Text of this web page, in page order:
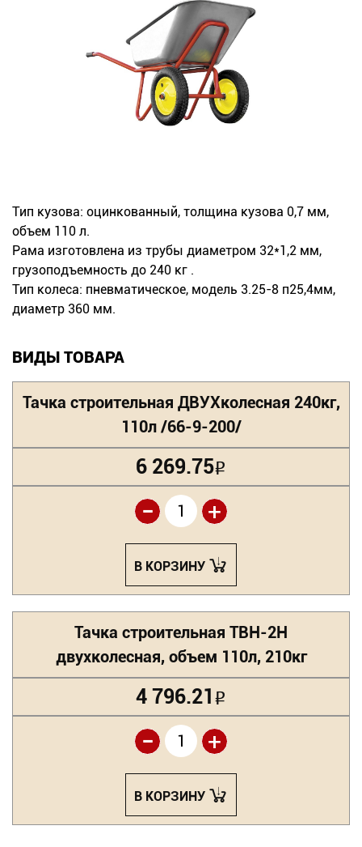
Документация
Оформление заказа
+7
(831)
282-
01-
01
Тип кузова: оцинкованный, толщина кузова 0,7 мм,
объем 110 л.
Рама изготовлена из трубы диаметром 32*1,2 мм,
грузоподъемность до 240 кг .
Тип колеса: пневматическое, модель 3.25-8 п25,4мм,
диаметр 360 мм.
ВИДЫ ТОВАРА
Тачка строительная ДВУХколесная 240кг,
110л /66-9-200/
6 269.75Р
+
-
В КОРЗИНУ
Тачка строительная ТВН-2Н
двухколесная, объем 110л, 210кг
4 796.21 Р
+
-
В КОРЗИНУ